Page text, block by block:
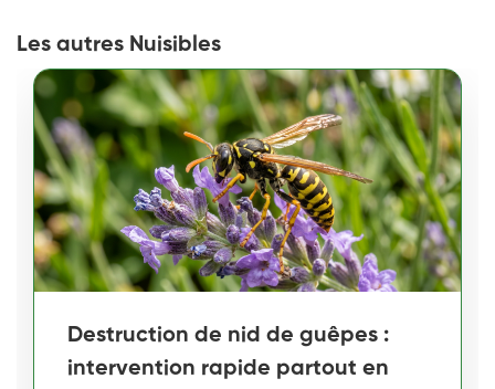
Les autres Nuisibles
Destruction de nid de guêpes :
intervention rapide partout en